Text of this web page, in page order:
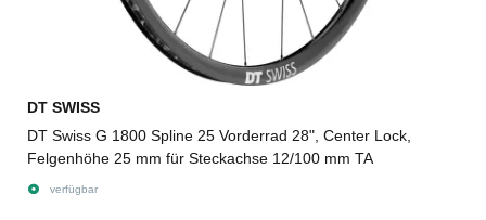
DT SWISS
DT Swiss G 1800 Spline 25 Vorderrad 28", Center Lock,
Felgenhöhe 25 mm für Steckachse 12/100 mm TA
verfügbar